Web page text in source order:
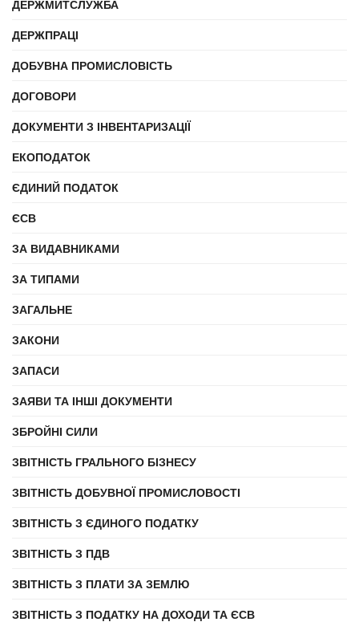
ДЕРЖМИТСЛУЖБА
ДЕРЖПРАЦІ
ДОБУВНА ПРОМИСЛОВІСТЬ
ДОГОВОРИ
ДОКУМЕНТИ З ІНВЕНТАРИЗАЦІЇ
ЕКОПОДАТОК
ЄДИНИЙ ПОДАТОК
ЄСВ
ЗА ВИДАВНИКАМИ
ЗА ТИПАМИ
ЗАГАЛЬНЕ
ЗАКОНИ
ЗАПАСИ
ЗАЯВИ ТА ІНШІ ДОКУМЕНТИ
ЗБРОЙНІ СИЛИ
ЗВІТНІСТЬ ГРАЛЬНОГО БІЗНЕСУ
ЗВІТНІСТЬ ДОБУВНОЇ ПРОМИСЛОВОСТІ
ЗВІТНІСТЬ З ЄДИНОГО ПОДАТКУ
ЗВІТНІСТЬ З ПДВ
ЗВІТНІСТЬ З ПЛАТИ ЗА ЗЕМЛЮ
ЗВІТНІСТЬ З ПОДАТКУ НА ДОХОДИ ТА ЄСВ